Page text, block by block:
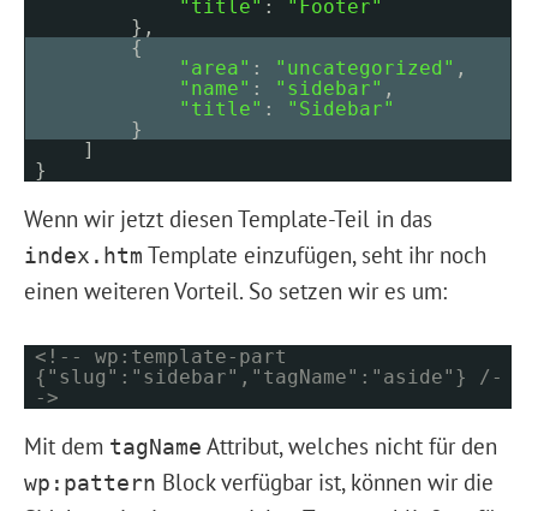
"title" :
"Footer"
},
{
"area" : "uncategorized" ,
"name" : "sidebar" ,
"title" :
"Sidebar"
}
]
}
Wenn wir jetzt diesen Template-Teil in das
index.htm Template einzufügen, seht ihr noch
einen weiteren Vorteil. So setzen wir es um:
<!-- wp:template-part
{"slug":"sidebar","tagName":"aside"} /-
->
Mit dem tagName Attribut, welches nicht für den
wp:pattern Block verfügbar ist, können wir die